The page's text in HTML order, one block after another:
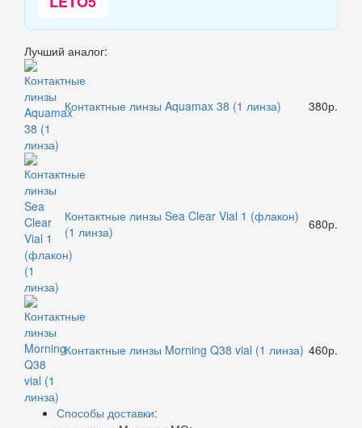
Лучший аналог:
Контактные линзы Aquamax 38 (1 линза) 380р.
Контактные линзы Sea Clear Vial 1 (флакон)
(1 линза)
680р.
Контактные линзы Morning Q38 vial (1 линза) 460р.
Способы доставки: